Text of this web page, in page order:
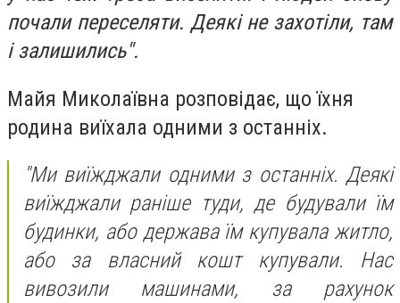
почали переселяти. Деякі не захотіли, там
і залишились".
Майя Миколаївна розповідає, що їхня
родина виїхала одними з останніх.
"Ми виїжджали одними з останніх. Деякі
виїжджали раніше туди, де будували їм
будинки, або держава їм купувала житло,
або за власний кошт купували. Нас
вивозили машинами, за рахунок